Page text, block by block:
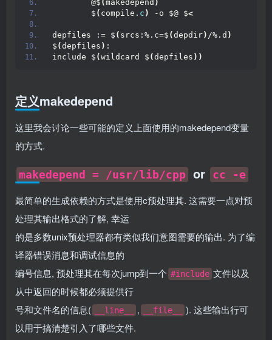
        @$
(makedepend )
        $
( compile. c ) -o $@ $<
depfiles := $ ( srcs:%.c=$ (depdir) /%.d )
$ (depfiles ) :
include $ (wildcard $ (depfiles ))
定义makedepend
这里我会讨论一些可能的定义上面使用的makedepend变量
的方式.
makedepend = /usr/lib/cpp or
cc -e
最简单的生成依赖的方式是使用c预处理其. 这需要一点对预
处理其输出格式的了解, 幸运
的是多数unix预处理器都有类似我们意图需要的输出. 为了编
译器错误消息和调试信息的
编号信息, 预处理其在每次jump到一个 #include 文件以及
从中返回的时候都必须提供行
号和文件名的信息(
__line__ , __file__
). 这些输出行可
以用于搞清楚引入了哪些文件.